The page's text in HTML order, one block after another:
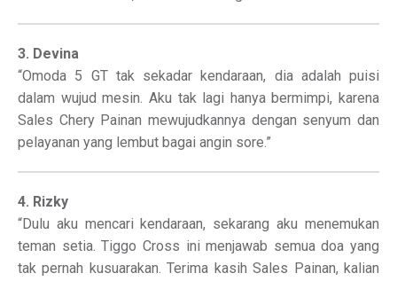
3. Devina
“Omoda 5 GT tak sekadar kendaraan, dia adalah puisi
dalam wujud mesin. Aku tak lagi hanya bermimpi, karena
Sales Chery Painan mewujudkannya dengan senyum dan
pelayanan yang lembut bagai angin sore.”
4. Rizky
“Dulu aku mencari kendaraan, sekarang aku menemukan
teman setia. Tiggo Cross ini menjawab semua doa yang
tak pernah kusuarakan. Terima kasih Sales Painan, kalian